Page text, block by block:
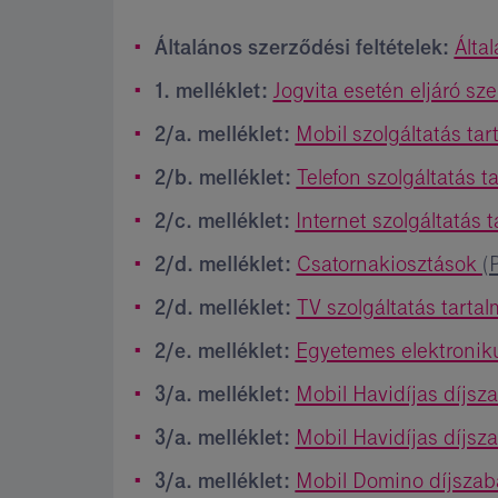
Általános szerződési feltételek:
1. melléklet: Jogvita esetén eljáró
2/a. melléklet: Mobil szolgáltatás
2/b. melléklet: Telefon szolgáltatás
2/c. melléklet: Internet szolgáltatás
2/d. melléklet: Csatornakiosztások
2/d. melléklet: TV szolgáltatás
2/e. melléklet: Egyetemes
3/a. melléklet: Mobil Havidíjas
3/a. melléklet: Mobil Havidíjas
3/a. melléklet: Mobil Domino